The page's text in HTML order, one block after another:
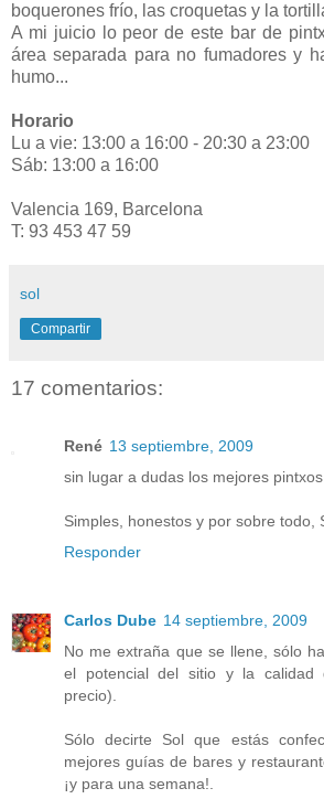
boquerones frío, las croquetas y la
A mi juicio lo peor de este bar de
área separada para no fumadores y
humo...
Horario
Lu a vie: 13:00 a 16:00 - 20:30 a 23:00
Sáb: 13:00 a 16:00
Valencia 169, Barcelona
T: 93 453 47 59
sol
Compartir
17 comentarios:
René 13 septiembre, 2009
sin lugar a dudas los mejores
Simples, honestos y por sobre todo,
Responder
Carlos Dube 14 septiembre, 2009
No me extraña que se llene, sólo
el potencial del sitio y la calidad
precio).
Sólo decirte Sol que estás
mejores guías de bares y
¡y para una semana!.